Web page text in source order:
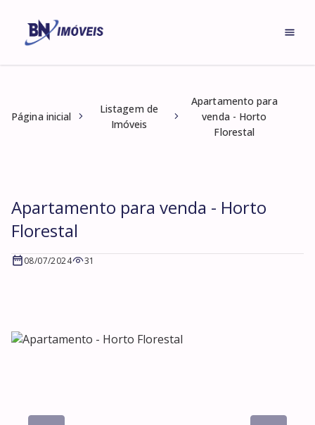
Página inicial
Listagem de
Imóveis
Apartamento para
venda - Horto
Florestal
Apartamento para venda - Horto
Florestal
08/07/2024 31